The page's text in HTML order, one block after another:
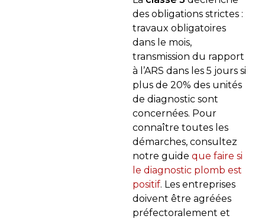
des obligations strictes :
travaux obligatoires
dans le mois,
transmission du rapport
à l’ARS dans les 5 jours si
plus de 20% des unités
de diagnostic sont
concernées. Pour
connaître toutes les
démarches, consultez
notre guide que faire si
le diagnostic plomb est
positif. Les entreprises
doivent être agréées
préfectoralement et